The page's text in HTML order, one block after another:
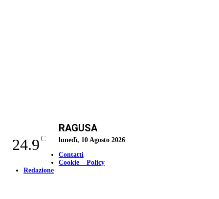
24.9C
RAGUSA
lunedì, 10 Agosto 2026
Contatti
Cookie – Policy
Redazione